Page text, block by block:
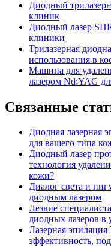
Диодный
клиник
Диодный лазер
клиники
Трилазерная
использования в
Машина для
лазером Nd:YAG
Связанные
Диодная лазерная
для вашего типа
Диодный лазер
технология
кожи?
Диалог света и
диодным лазером
Лезвие
диодных лазеров в
Лазерная эпиляция
эффективность,